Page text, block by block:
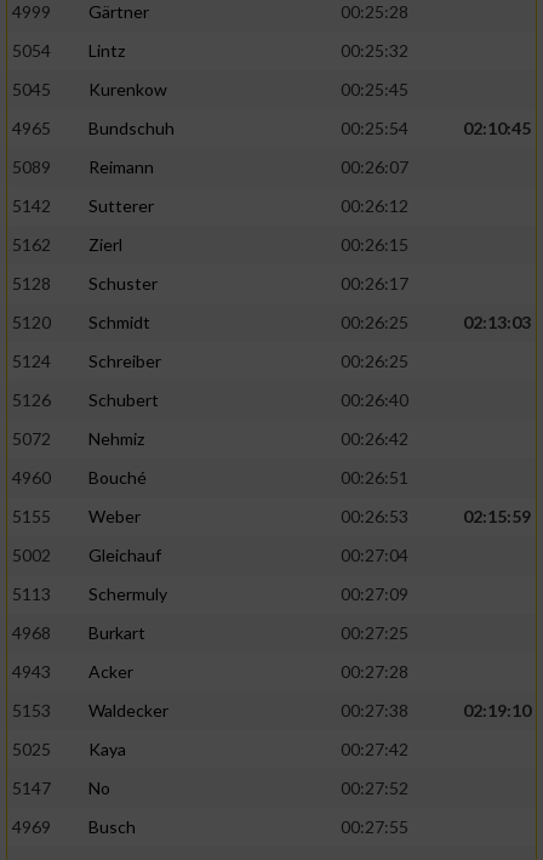
4999
Gärtner
00:25:28
5054
Lintz
00:25:32
5045
Kurenkow
00:25:45
4965
Bundschuh 00:25:54
02:10:45
5089
Reimann
00:26:07
5142
Sutterer
00:26:12
5162
Zierl
00:26:15
5128
Schuster
00:26:17
5120
Schmidt 00:26:25
02:13:03
5124
Schreiber
00:26:25
5126
Schubert
00:26:40
5072
Nehmiz
00:26:42
4960
Bouché
00:26:51
5155
Weber 00:26:53
02:15:59
5002
Gleichauf
00:27:04
5113
Schermuly
00:27:09
4968
Burkart
00:27:25
4943
Acker
00:27:28
5153
Waldecker 00:27:38
02:19:10
5025
Kaya
00:27:42
5147
No
00:27:52
4969
Busch
00:27:55